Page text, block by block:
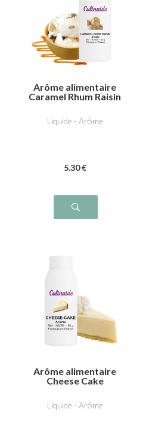
Arôme alimentaire
Caramel Rhum Raisin
Liquide - Arôme
5.30 €
Arôme alimentaire
Cheese Cake
Liquide - Arôme